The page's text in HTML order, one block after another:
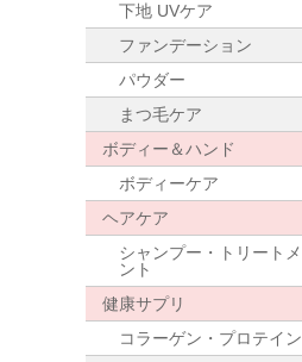
下地 UVケア
ファンデーション
パウダー
まつ毛ケア
ボディー＆ハンド
ボディーケア
ヘアケア
シャンプー・トリートメ
ント
健康サプリ
コラーゲン・プロテイン